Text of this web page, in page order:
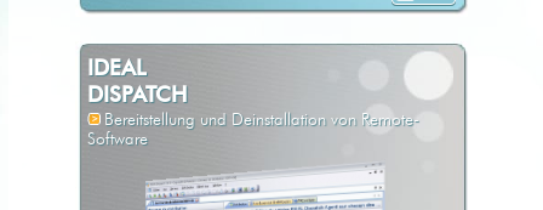
IDEAL
DISPATCH
Bereitstellung und Deinstallation von Remote-
Software